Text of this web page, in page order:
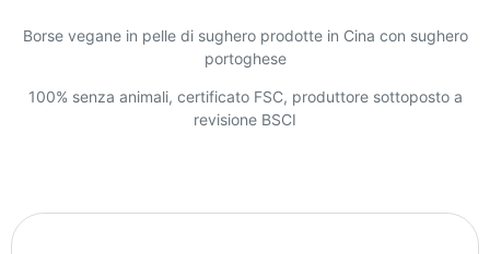
Borse vegane in pelle di sughero prodotte in Cina con sughero
portoghese
100% senza animali, certificato FSC, produttore sottoposto a
revisione BSCI